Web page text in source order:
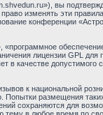
вы
изменять эти
конференции
лицензии GPL для
в качестве
к национальной
Попытки размещения
сохраняются для